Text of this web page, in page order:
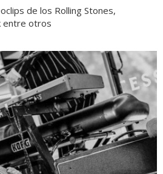
de los Rolling Stones,
entre otros